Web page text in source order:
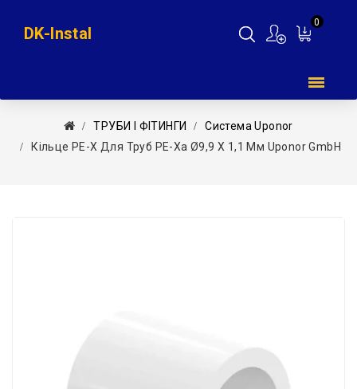
0
DK-Instal
ТРУБИ І ФІТИНГИ
Система Uponor
Кільце PE-X Для Труб PE-Xa Ø9,9 X 1,1 Мм Uponor GmbH